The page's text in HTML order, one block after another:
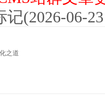
(2026-06-
之道